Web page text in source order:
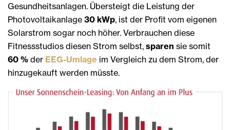
Gesundheitsanlagen. Übersteigt die Leistung der
Photovoltaikanlage 30 kWp, ist der Profit vom eigenen
Solarstrom sogar noch höher. Verbrauchen diese
Fitnessstudios diesen Strom selbst, sparen sie somit
60 % der EEG-Umlage im Vergleich zu dem Strom, der
hinzugekauft werden müsste.